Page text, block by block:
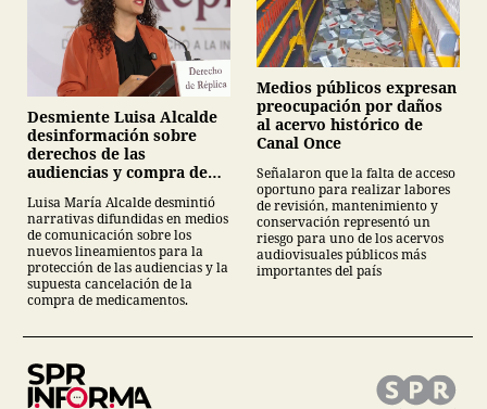
Desmiente Luisa Alcalde
desinformación sobre
derechos de las
audiencias y compra de
Luisa María Alcalde desmintió
narrativas difundidas en medios
de comunicación sobre los
nuevos lineamientos para la
protección de las audiencias y la
supuesta cancelación de la
compra de medicamentos.
Medios públicos expresan
preocupación por daños
al acervo histórico de
Canal Once
Señalaron que la falta de acceso
oportuno para realizar labores
de revisión, mantenimiento y
conservación representó un
riesgo para uno de los acervos
audiovisuales públicos más
importantes del país